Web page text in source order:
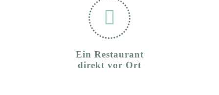
Ein Restaurant
direkt vor Ort